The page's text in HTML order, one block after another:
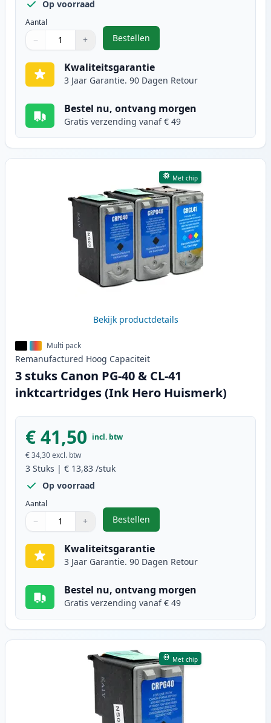
Op voorraad
Aantal
Gebruik de knoppen om aan te passen
− +
1
Bestellen
,6 stuks Canon PG-40 & CL-41
Kwaliteitsgarantie
3 Jaar Garantie. 90 Dagen Retour
Bestel nu, ontvang morgen
Gratis verzending vanaf € 49
Met chip
Bekijk productdetails
Multi pack
Remanufactured Hoog Capaciteit
3 stuks Canon PG-40 & CL-41
inktcartridges (Ink Hero Huismerk)
€ 41,50 incl. btw
€ 34,30excl. btw
3 Stuks | € 13,83 /stuk
Op voorraad
Aantal
Gebruik de knoppen om aan te passen
− +
1
Bestellen
,3 stuks Canon PG-40 & CL-41
Kwaliteitsgarantie
3 Jaar Garantie. 90 Dagen Retour
Bestel nu, ontvang morgen
Gratis verzending vanaf € 49
Met chip